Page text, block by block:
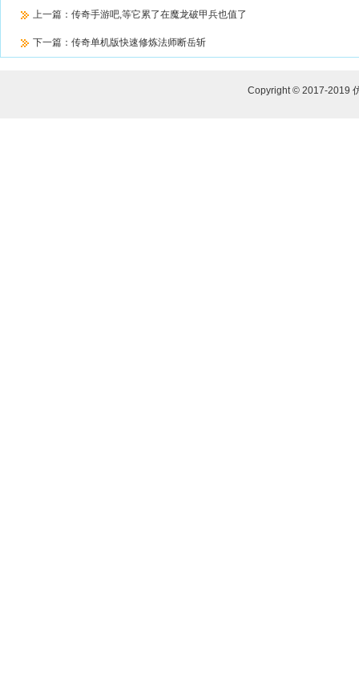
上一篇： 传奇手游吧,等它累了在魔龙破甲兵也值了
下一篇： 传奇单机版快速修炼法师断岳斩
Copyright © 2017-2019